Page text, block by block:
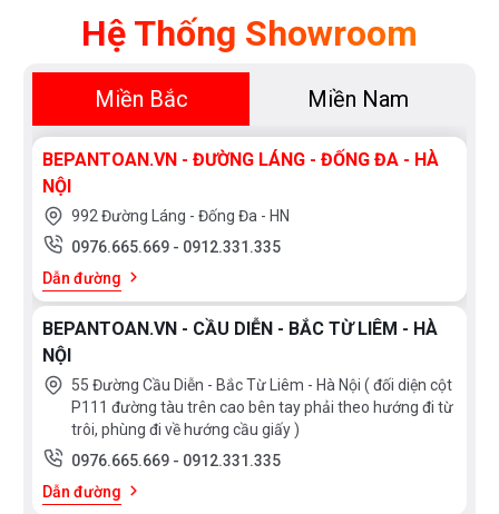
Hệ Thống Showroom
Miền Bắc Miền Nam
BEPANTOAN.VN - ĐƯỜNG LÁNG - ĐỐNG ĐA - HÀ
NỘI
992 Đường Láng - Đống Đa - HN
0976.665.669 - 0912.331.335
Dẫn đường
BEPANTOAN.VN - CẦU DIỄN - BẮC TỪ LIÊM - HÀ
NỘI
55 Đường Cầu Diễn - Bắc Từ Liêm - Hà Nội ( đối diện cột
P111 đường tàu trên cao bên tay phải theo hướng đi từ
trôi, phùng đi về hướng cầu giấy )
0976.665.669 - 0912.331.335
Dẫn đường